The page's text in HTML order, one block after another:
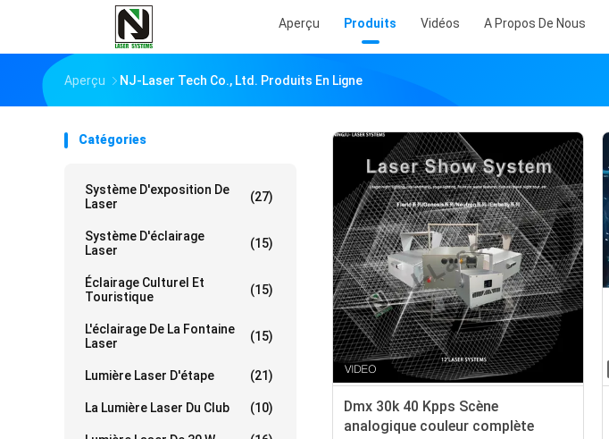
Aperçu Produits Vidéos A Propos De Nous
Aperçu NJ-Laser Tech Co., Ltd. Produits En Ligne
Catégories
Système D'exposition De
Laser
(27)
Système D'éclairage
Laser
(15)
Éclairage Culturel Et
Touristique
(15)
L'éclairage De La Fontaine
Laser
(15)
Lumière Laser D'étape (21)
La Lumière Laser Du Club (10)
Dmx 30k 40 Kpps Scène
analogique couleur complète